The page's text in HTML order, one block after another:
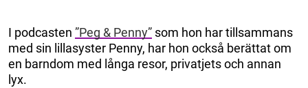
I podcasten ”Peg & Penny” som hon har tillsammans
med sin lillasyster Penny, har hon också berättat om
en barndom med långa resor, privatjets och annan
lyx.